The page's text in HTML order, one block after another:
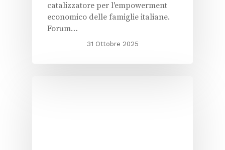
catalizzatore per l'empowerment
economico delle famiglie italiane.
Forum…
31 Ottobre 2025